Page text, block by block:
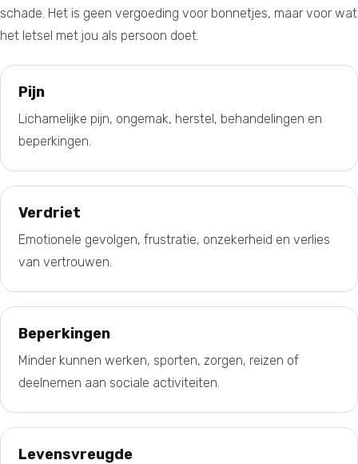
schade. Het is geen vergoeding voor bonnetjes, maar voor wat
het letsel met jou als persoon doet.
Pijn
Lichamelijke pijn, ongemak, herstel, behandelingen en
beperkingen.
Verdriet
Emotionele gevolgen, frustratie, onzekerheid en verlies
van vertrouwen.
Beperkingen
Minder kunnen werken, sporten, zorgen, reizen of
deelnemen aan sociale activiteiten.
Levensvreugde